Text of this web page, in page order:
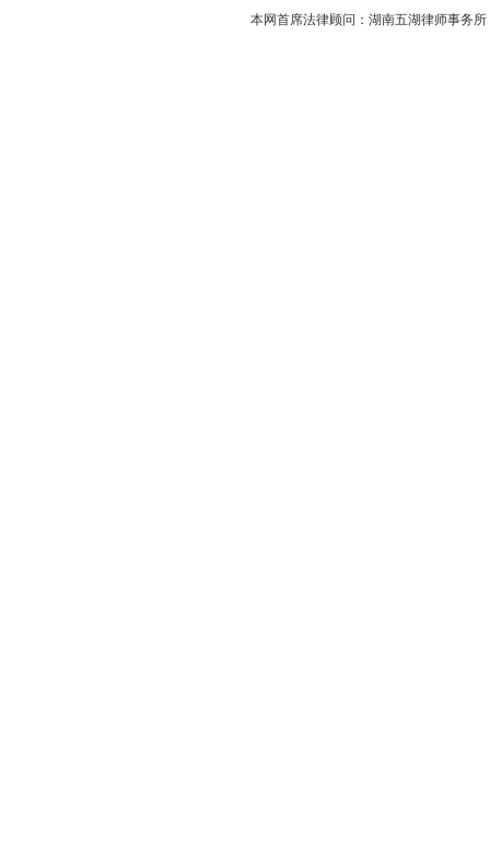
本网首席法律顾问：湖南五湖律师事务所